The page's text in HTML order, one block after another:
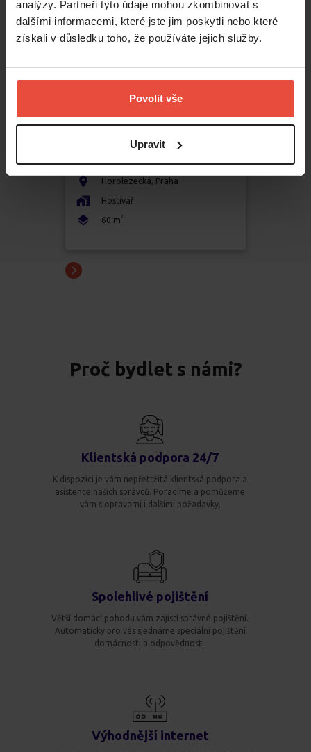
analýzy. Partneři tyto údaje mohou zkombinovat s
dalšími informacemi, které jste jim poskytli nebo které
získali v důsledku toho, že používáte jejich služby.
Povolit vše
Upravit
19 500 Kč
Horolezecká, Praha
Hostivař
60 m 2
Proč bydlet s námi?
Klientská podpora 24/7
K dispozici je vám nepřetržitá klientská podpora a
asistence našich správců. Poradíme a pomůžeme
vám s opravami i dalšími požadavky.
Spolehlivé pojištění
Větší domácí pohodu vám zajistí správné pojištění.
Automaticky pro vás sjednáme speciální pojištění
domácnosti a odpovědnosti.
Výhodnější internet